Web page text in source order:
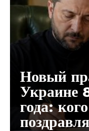
Новый
Украине
года: